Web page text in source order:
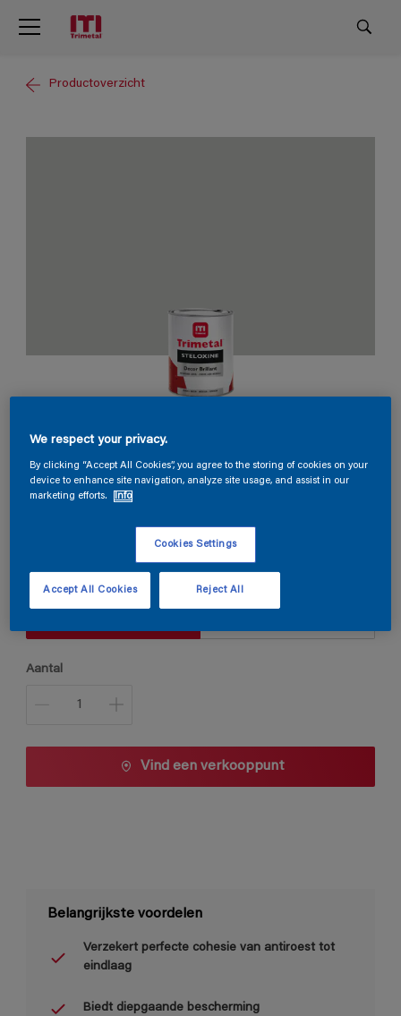
Productoverzicht
Steloxine Decor Brillant
Verpakkingsgrootte
Aantal
Vind een verkooppunt
Belangrijkste voordelen
Verzekert perfecte cohesie van antiroest tot
eindlaag
Biedt diepgaande bescherming
We respect your privacy.
By clicking “Accept All Cookies”, you agree to the storing of cookies on your
device to enhance site navigation, analyze site usage, and assist in our
marketing efforts.
Info
Cookies Settings
Reject All
Accept All Cookies